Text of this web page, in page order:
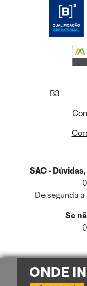
B3
SAC -
De segunda
Se
Este site usa cookies e
Cookies
e